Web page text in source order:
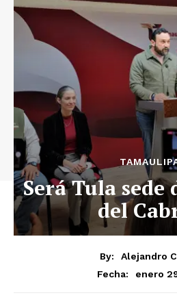
Será Tula sede
del
By:
Alejandro
Fecha:
enero